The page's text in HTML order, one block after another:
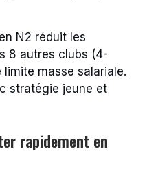
N2 réduit les
8 autres clubs (4-
masse salariale.
stratégie jeune et
rapidement en